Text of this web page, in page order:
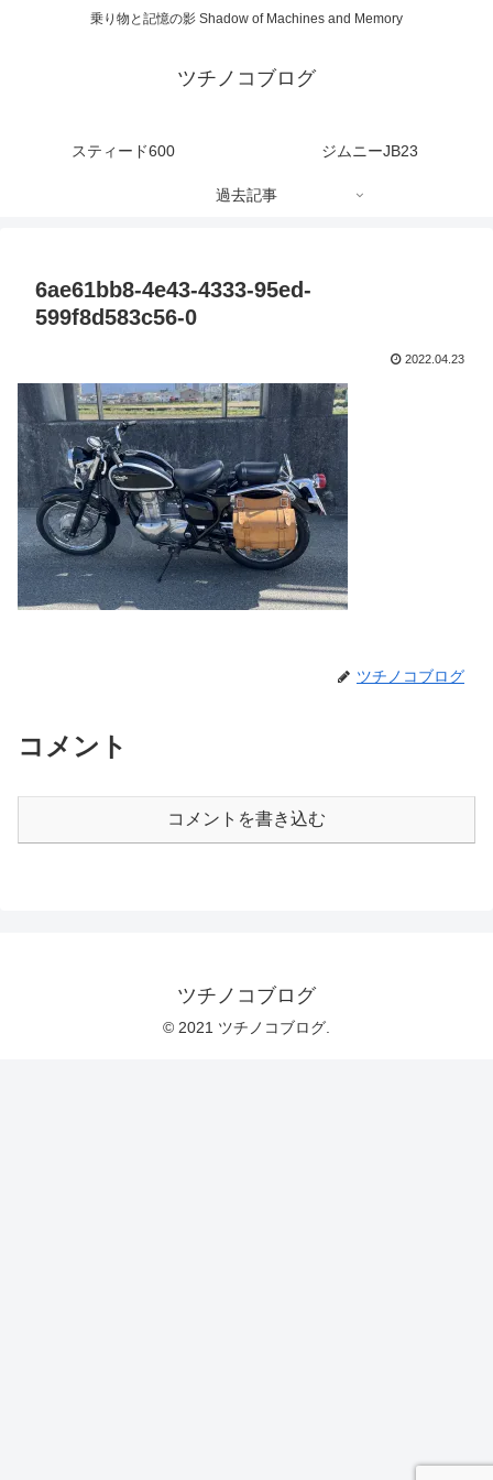
乗り物と記憶の影 Shadow of Machines and Memory
ツチノコブログ
スティード600 ジムニーJB23
過去記事
6ae61bb8-4e43-4333-95ed-
599f8d583c56-0
2022.04.23
ツチノコブログ
コメント
コメントを書き込む
ツチノコブログ
© 2021 ツチノコブログ.